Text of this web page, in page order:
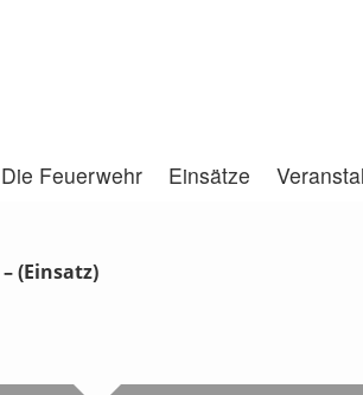
Die Feuerwehr Einsätze
– (Einsatz)